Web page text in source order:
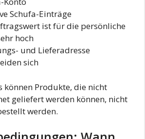
Schufa-Einträge
ist für die persönliche
hoch
und Lieferadresse
sich
können Produkte, die nicht
geliefert werden können, nicht
werden.